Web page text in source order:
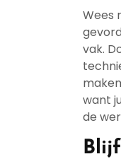
Wees
vak.
want
de